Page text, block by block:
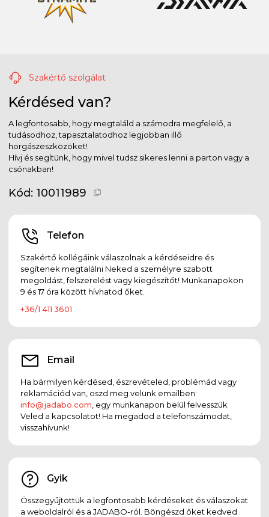
Szakértő szolgálat
Kérdésed van?
A legfontosabb, hogy megtaláld a számodra megfelelő, a
tudásodhoz, tapasztalatodhoz legjobban illő
horgászeszközöket!
Hívj és segítünk, hogy mivel tudsz sikeres lenni a parton vagy a
csónakban!
Kód: 10011989
Telefon
Szakértő kollégáink válaszolnak a kérdéseidre és
segítenek megtalálni Neked a személyre szabott
megoldást, felszerelést vagy kiegészítőt! Munkanapokon
9 és 17 óra között hívhatod őket.
+36/1 411 3601
Email
Ha bármilyen kérdésed, észrevételed, problémád vagy
reklamációd van, oszd meg velünk emailben:
info@jadabo.com , egy munkanapon belül felvesszük
Veled a kapcsolatot! Ha megadod a telefonszámodat,
visszahívunk!
Gyik
Összegyűjtöttük a legfontosabb kérdéseket és válaszokat
a weboldalról és a JADABO-ról. Böngészd őket kedved